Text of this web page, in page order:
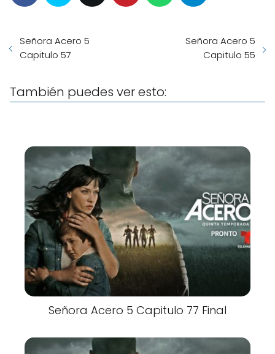
Señora Acero 5
Capitulo 57
Señora Acero 5
Capitulo 55
También puedes ver esto:
Señora Acero 5 Capitulo 77 Final